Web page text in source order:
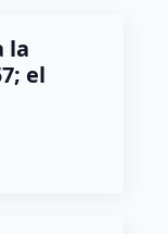
la
el